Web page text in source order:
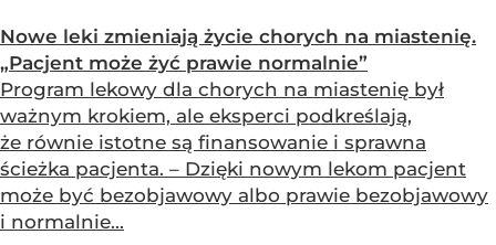
Nowe leki zmieniają życie chorych na miastenię.
„Pacjent może żyć prawie normalnie”
Program lekowy dla chorych na miastenię był
ważnym krokiem, ale eksperci podkreślają,
że równie istotne są finansowanie i sprawna
ścieżka pacjenta. – Dzięki nowym lekom pacjent
może być bezobjawowy albo prawie bezobjawowy
i normalnie...